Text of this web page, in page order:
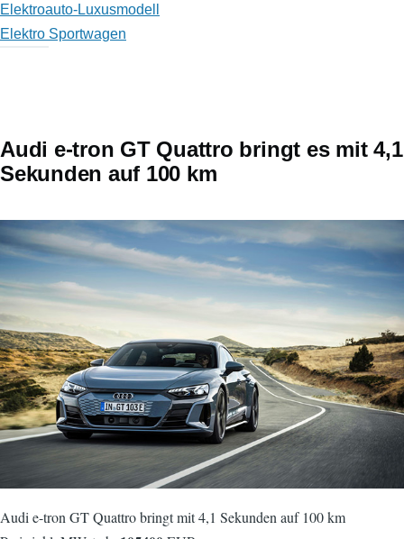
Elektroauto-Luxusmodell
Elektro Sportwagen
Audi e-tron GT Quattro bringt es mit 4,1
Sekunden auf 100 km
Audi e-tron GT Quattro bringt mit 4,1 Sekunden auf 100 km